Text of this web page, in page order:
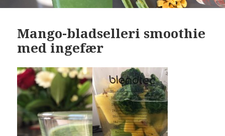
Mango-bladselleri smoothie
med ingefær